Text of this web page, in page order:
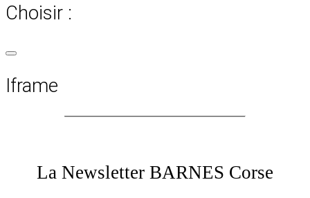
Choisir :
Iframe
La Newsletter BARNES Corse